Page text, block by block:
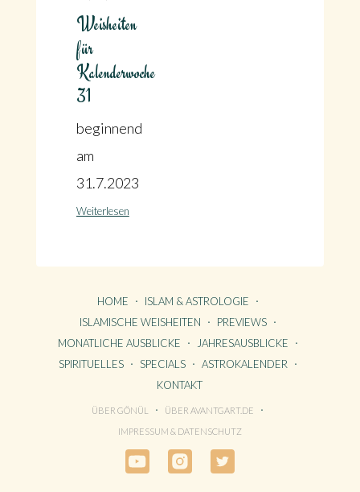
Weisheiten
für
Kalenderwoche
31
beginnend
am
31.7.2023
Weiterlesen
HOME
ISLAM & ASTROLOGIE
ISLAMISCHE WEISHEITEN
PREVIEWS
MONATLICHE AUSBLICKE
JAHRESAUSBLICKE
SPIRITUELLES
SPECIALS
ASTROKALENDER
KONTAKT
ÜBER GÖNÜL
ÜBER AVANTGART.DE
IMPRESSUM & DATENSCHUTZ